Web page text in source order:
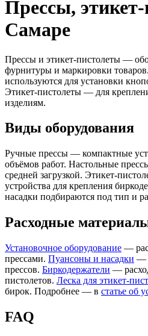
Прессы,
Самаре
Прессы и этикет-пистолеты —
фурнитуры и маркировки
используются для установки
Этикет-пистолеты — для
изделиям.
Виды оборудования
Ручные прессы — компактные
объёмов работ. Настольные
средней загрузкой. Этикет-
устройства для крепления
насадки подбираются под тип и
Расходные
Установочное оборудование —
прессами. Пуансоны и насадки —
прессов. Биркодержатели —
пистолетов. Леска для этикет-
бирок. Подробнее — в статье об
FAQ